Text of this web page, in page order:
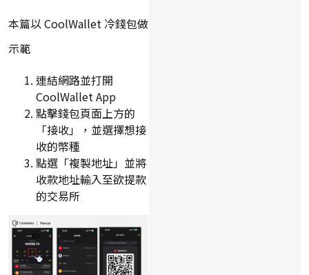
本篇以 CoolWallet 冷錢包做
示範
連結網路並打開
CoolWallet App
點擊錢包頁面上方的
「接收」，並選擇想接
收的幣種
點選「複製地址」並將
收款地址輸入至欲提款
的交易所